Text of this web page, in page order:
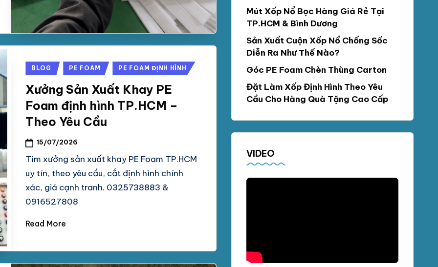
Posted
BLOG PE FOAM PE FOAM ĐỊNH HÌNH
Xưởng Sản Xuất Khay PE
Foam định hình TP.HCM –
Theo Yêu Cầu
15/07/2026
Tìm xưởng sản xuất khay PE Foam TP.HCM
uy tín, theo yêu cầu, cắt định hình chính
xác, giá cạnh tranh. 0325738883 &
0916527808
Read More
Mút Xốp Nổ Bọc Hàng Giá Rẻ Tại
TP.HCM & Bình Dương
Sản Xuất Cuộn Xốp Nổ Chống Sốc
Diễn Ra Như Thế Nào?
Góc PE Foam Chèn Thùng Carton
Đặt Làm Xốp Định Hình Theo Yêu
Cầu Cho Hàng Quà Tặng Cao Cấp
VIDEO